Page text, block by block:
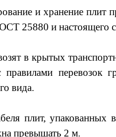
и хранение плит
25880 и настоящего
в крытых
правилами перевозок
вида.
плит, упакованных
превышать 2 м.